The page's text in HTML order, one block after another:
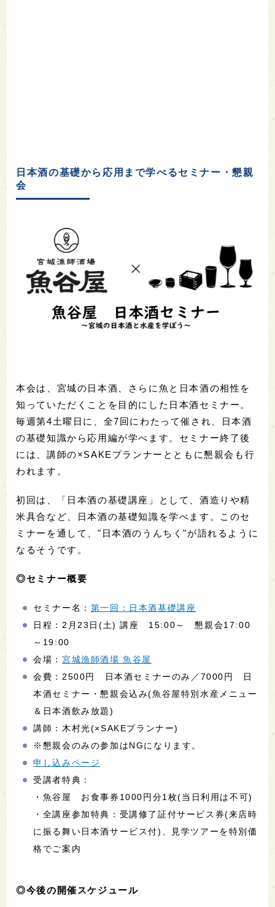
日本酒の基礎から応用まで学べるセミナー・懇親
会
本会は、宮城の日本酒、さらに魚と日本酒の相性を
知っていただくことを目的にした日本酒セミナー。
毎週第4土曜日に、全7回にわたって催され、日本酒
の基礎知識から応用編が学べます。セミナー終了後
には、講師の×SAKEプランナーとともに懇親会も行
われます。
初回は、「日本酒の基礎講座」として、酒造りや精
米具合など、日本酒の基礎知識を学べます。このセ
ミナーを通して、"日本酒のうんちく"が語れるように
なるそうです。
◎セミナー概要
セミナー名： 第一回：日本酒基礎講座
日程：2月23日(土) 講座 15:00～ 懇親会17:00
～19:00
会場：宮城漁師酒場 魚谷屋
会費：2500円 日本酒セミナーのみ／7000円 日
本酒セミナー・懇親会込み(魚谷屋特別水産メニュー
＆日本酒飲み放題)
講師：木村光(×SAKEプランナー)
※懇親会のみの参加はNGになります。
申し込みページ
受講者特典：
・魚谷屋 お食事券1000円分1枚(当日利用は不可)
・全講座参加特典：受講修了証付サービス券(来店時
に振る舞い日本酒サービス付)、見学ツアーを特別価
格でご案内
◎今後の開催スケジュール